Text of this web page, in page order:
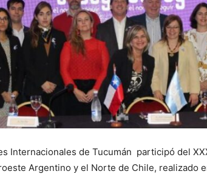
Internacionales de Tucumán participó del
Argentino y el Norte de Chile, realizado